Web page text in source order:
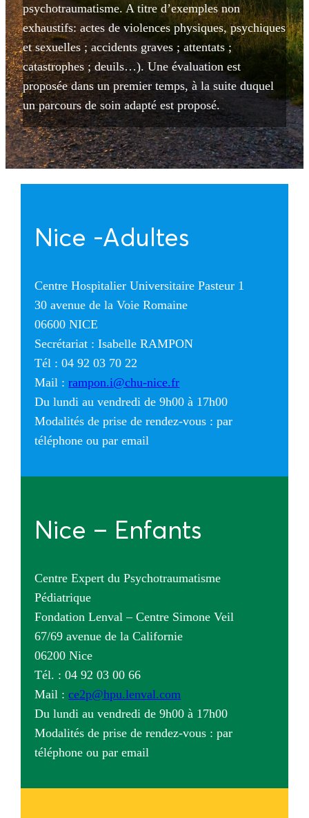
psychotraumatisme. A titre d’exemples non
exhaustifs: actes de violences physiques, psychiques
et sexuelles ; accidents graves ; attentats ;
catastrophes ; deuils…). Une évaluation est
proposée dans un premier temps, à la suite duquel
un parcours de soin adapté est proposé.
Nice -Adultes
Centre Hospitalier Universitaire Pasteur 1
30 avenue de la Voie Romaine
06600 NICE
Secrétariat : Isabelle RAMPON
Tél : 04 92 03 70 22
Mail :rampon.i@chu-nice.fr
Du lundi au vendredi de 9h00 à 17h00
Modalités de prise de rendez-vous : par
téléphone ou par email
Nice – Enfants
Centre Expert du Psychotraumatisme
Pédiatrique
Fondation Lenval – Centre Simone Veil
67/69 avenue de la Californie
06200 Nice
Tél. : 04 92 03 00 66
Mail :ce2p@hpu.lenval.com
Du lundi au vendredi de 9h00 à 17h00
Modalités de prise de rendez-vous : par
téléphone ou par email